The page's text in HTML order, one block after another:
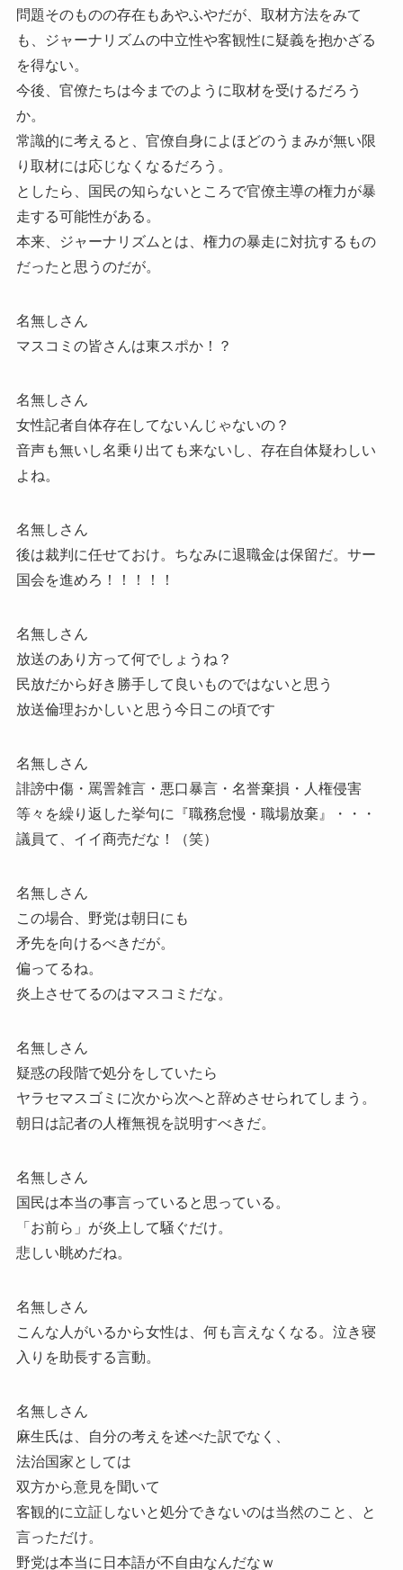
問題そのものの存在もあやふやだが、取材方法をみて
も、ジャーナリズムの中立性や客観性に疑義を抱かざる
を得ない。
今後、官僚たちは今までのように取材を受けるだろう
か。
常識的に考えると、官僚自身によほどのうまみが無い限
り取材には応じなくなるだろう。
としたら、国民の知らないところで官僚主導の権力が暴
走する可能性がある。
本来、ジャーナリズムとは、権力の暴走に対抗するもの
だったと思うのだが。
名無しさん
マスコミの皆さんは東スポか！？
名無しさん
女性記者自体存在してないんじゃないの？
音声も無いし名乗り出ても来ないし、存在自体疑わしい
よね。
名無しさん
後は裁判に任せておけ。ちなみに退職金は保留だ。サー
国会を進めろ！！！！！
名無しさん
放送のあり方って何でしょうね？
民放だから好き勝手して良いものではないと思う
放送倫理おかしいと思う今日この頃です
名無しさん
誹謗中傷・罵詈雑言・悪口暴言・名誉棄損・人権侵害
等々を繰り返した挙句に『職務怠慢・職場放棄』・・・
議員て、イイ商売だな！（笑）
名無しさん
この場合、野党は朝日にも
矛先を向けるべきだが。
偏ってるね。
炎上させてるのはマスコミだな。
名無しさん
疑惑の段階で処分をしていたら
ヤラセマスゴミに次から次へと辞めさせられてしまう。
朝日は記者の人権無視を説明すべきだ。
名無しさん
国民は本当の事言っていると思っている。
「お前ら」が炎上して騒ぐだけ。
悲しい眺めだね。
名無しさん
こんな人がいるから女性は、何も言えなくなる。泣き寝
入りを助長する言動。
名無しさん
麻生氏は、自分の考えを述べた訳でなく、
法治国家としては
双方から意見を聞いて
客観的に立証しないと処分できないのは当然のこと、と
言っただけ。
野党は本当に日本語が不自由なんだなｗ